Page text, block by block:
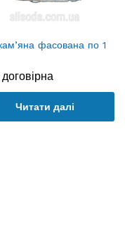
фасована по 1
Читати далі